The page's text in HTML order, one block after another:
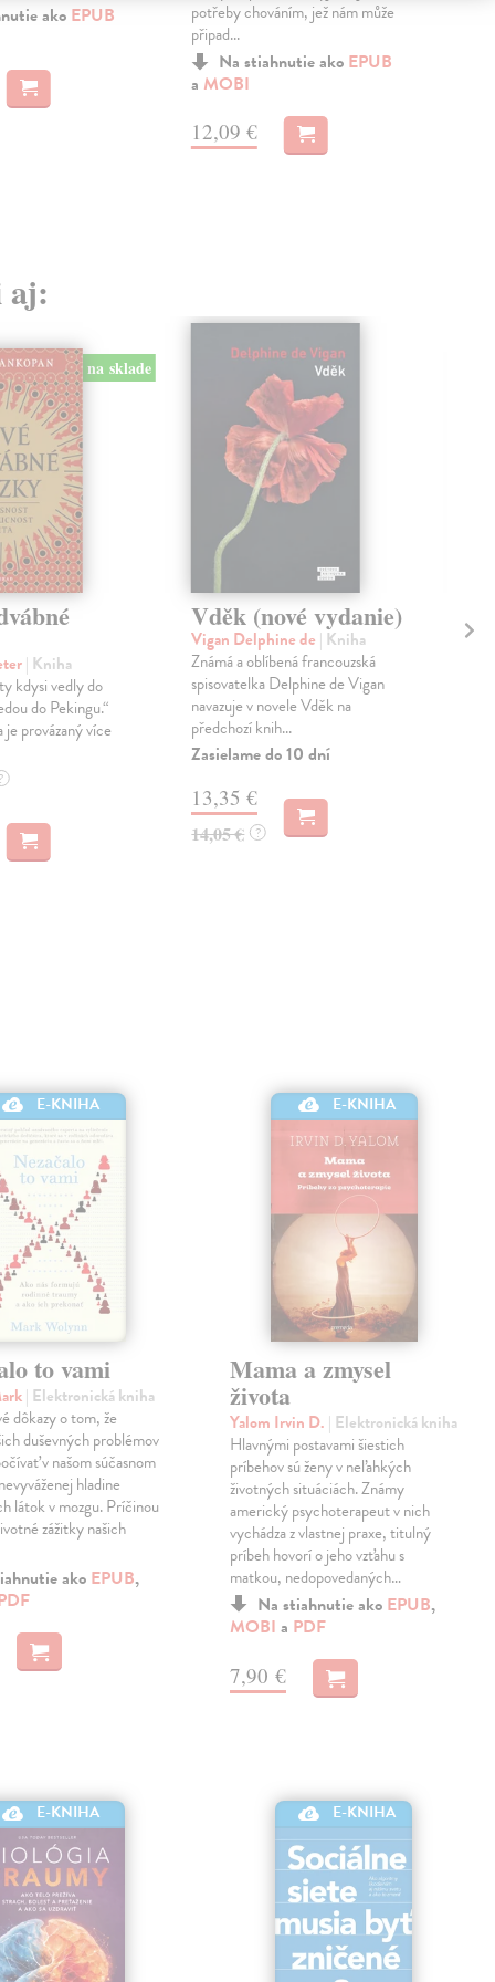
ako EPUB
potřeby chováním, jež nám může
připad...
Na stiahnutie ako EPUB
a MOBI
12,09 €
aj:
na sklade
| Kniha
kdysi vedly do
do Pekingu.“
je provázaný více
Vděk (nové vydanie)
Vigan Delphine de | Kniha
Známá a oblíbená francouzská
spisovatelka Delphine de Vigan
navazuje v novele Vděk na
předchozí knih...
Zasielame do 10 dní
13,35 €
14,05 € ?
E-KNIHA
to vami
| Elektronická kniha
dôkazy o tom, že
duševných problémov
v našom súčasnom
hladine
látok v mozgu. Príčinou
zážitky našich
ako EPUB,
E-KNIHA
Mama a zmysel
života
Yalom Irvin D. | Elektronická kniha
Hlavnými postavami šiestich
príbehov sú ženy v neľahkých
životných situáciách. Známy
americký psychoterapeut v nich
vychádza z vlastnej praxe, titulný
príbeh hovorí o jeho vzťahu s
matkou, nedopovedaných…
Na stiahnutie ako EPUB,
MOBI a PDF
7,90 €
E-KNIHA E-KNIHA